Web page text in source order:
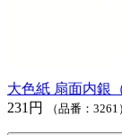
大色紙 扇面内銀
231円
（品番：3261